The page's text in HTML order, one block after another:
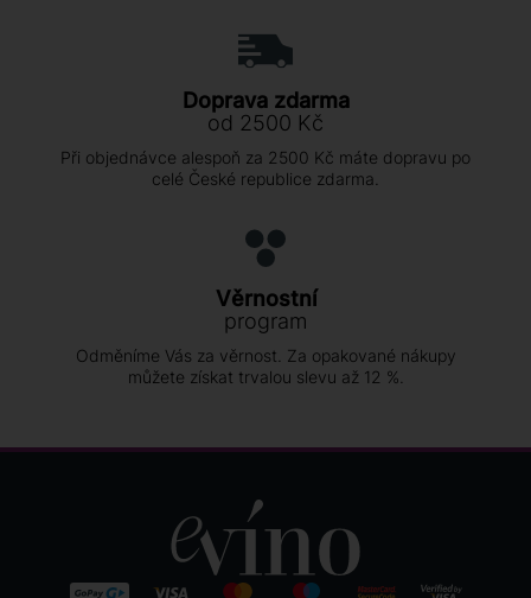
Doprava zdarma
od 2500 Kč
Při objednávce alespoň za 2500 Kč máte dopravu po
celé České republice zdarma.
Věrnostní
program
Odměníme Vás za věrnost. Za opakované nákupy
můžete získat trvalou slevu až 12 %.